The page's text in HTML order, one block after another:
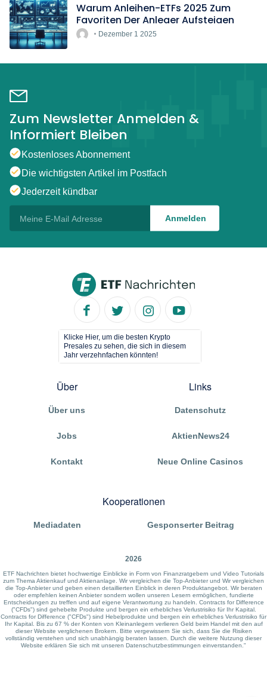
Warum Anleihen-ETFs 2025 Zum
Favoriten Der Anleger Aufsteigen
Dezember 1 2025
Zum Newsletter Anmelden &
Informiert Bleiben
Kostenloses Abonnement
Die wichtigsten Artikel im Postfach
Jederzeit kündbar
Klicke Hier, um die besten Krypto
Presales zu sehen, die sich in diesem
Jahr verzehnfachen könnten!
Über
Über uns
Jobs
Kontakt
Links
Datenschutz
AktienNews24
Neue Online Casinos
Kooperationen
Mediadaten Gesponserter Beitrag
2026
ETF Nachrichten bietet hochwertige Einblicke in Form von Finanzratgebern und Video Tutorials
zum Thema Aktienkauf und Aktienanlage. Wir vergleichen die Top-Anbieter und Wir vergleichen
die Top-Anbieter und geben einen detaillierten Einblick in deren Produktangebot. Wir beraten
oder empfehlen keinen Anbieter sondern wollen unseren Lesern ermöglichen, fundierte
Entscheidungen zu treffen und auf eigene Verantwortung zu handeln. Contracts for Difference
("CFDs") sind gehebelte Produkte und bergen ein erhebliches Verlustrisiko für Ihr Kapital.
Contracts for Difference ("CFDs") sind Hebelprodukte und bergen ein erhebliches Verlustrisiko für
Ihr Kapital. Bis zu 67 % der Konten von Kleinanlegern verlieren Geld beim Handel mit den auf
dieser Website verglichenen Brokern. Bitte vergewissern Sie sich, dass Sie die Risiken
vollständig verstehen und sich unabhängig beraten lassen. Durch die weitere Nutzung dieser
Website erklären Sie sich mit unseren Datenschutzbestimmungen einverstanden."